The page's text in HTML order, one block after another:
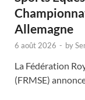
Allemagne
6 août 2026 - by
La Fédération
(FRMSE)